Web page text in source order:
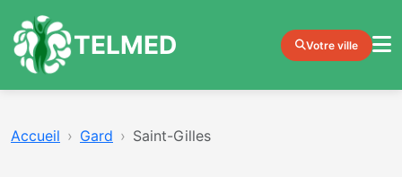
TELMED Votre ville
Accueil Gard Saint-Gilles